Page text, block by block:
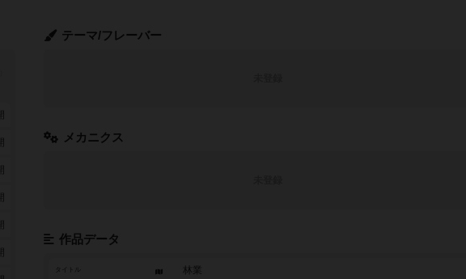
テーマ/フレーバー
メカニクス
作品データ
タイトル 林業